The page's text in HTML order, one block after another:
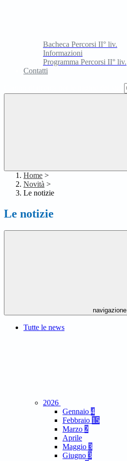
Bacheca Percorsi II° liv.
Informazioni
Programma Percorsi II° liv.
Contatti
Home >
Novità >
Le notizie
Le notizie
navigazione
Tutte le news
2026
Gennaio 4
Febbraio 15
Marzo 2
Aprile
Maggio 3
Giugno 3